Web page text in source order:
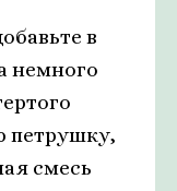
в
немного
петрушку,
смесь